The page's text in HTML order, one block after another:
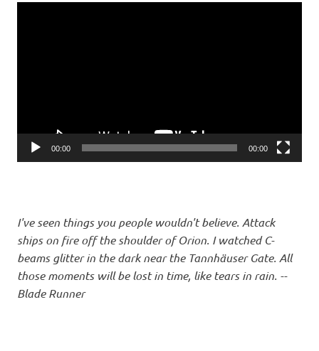
00:00 00:00
I've seen things you people wouldn't believe. Attack
ships on fire off the shoulder of Orion. I watched C-
beams glitter in the dark near the Tannhäuser Gate. All
those moments will be lost in time, like tears in rain. --
Blade Runner